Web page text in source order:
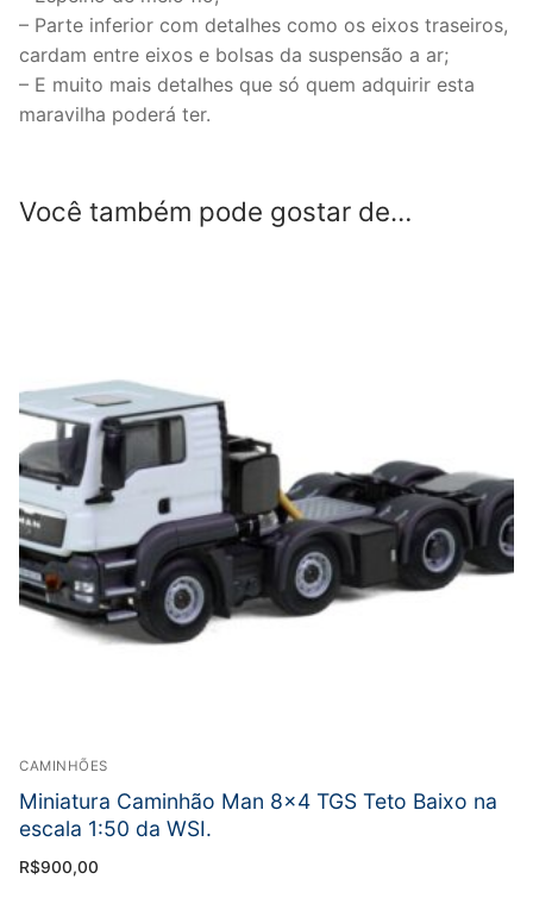
– Parte inferior com detalhes como os eixos traseiros,
cardam entre eixos e bolsas da suspensão a ar;
– E muito mais detalhes que só quem adquirir esta
maravilha poderá ter.
Você também pode gostar de…
CAMINHÕES
Miniatura Caminhão Man 8×4 TGS Teto Baixo na
escala 1:50 da WSI.
R$900,00